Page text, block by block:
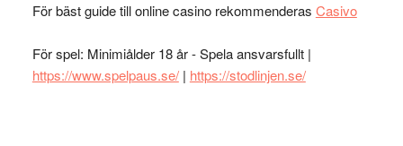
För bäst guide till online casino rekommenderas Casivo
För spel: Minimiålder 18 år - Spela ansvarsfullt |
https://www.spelpaus.se/| https://stodlinjen.se/